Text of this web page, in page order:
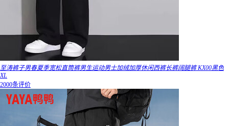
至涛裤子男春夏季宽松直筒裤男生运动男士加绒加厚休闲西裤长裤阔腿裤 KX00黑色
XL
2000条评价